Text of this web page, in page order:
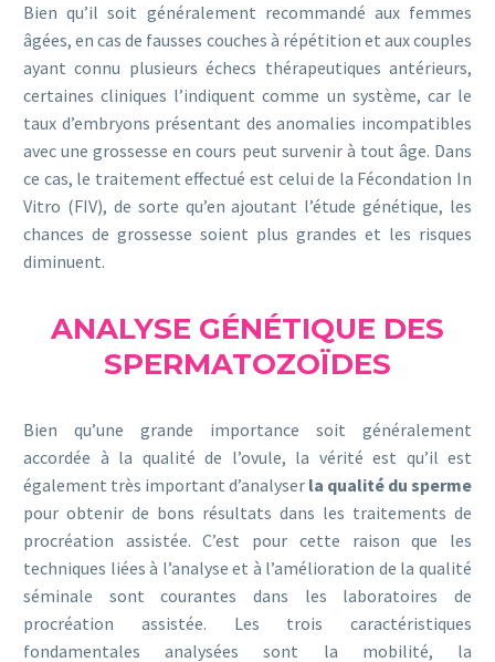
Bien qu’il soit généralement recommandé aux femmes
âgées, en cas de fausses couches à répétition et aux couples
ayant connu plusieurs échecs thérapeutiques antérieurs,
certaines cliniques l’indiquent comme un système, car le
taux d’embryons présentant des anomalies incompatibles
avec une grossesse en cours peut survenir à tout âge. Dans
ce cas, le traitement effectué est celui de la Fécondation In
Vitro (FIV), de sorte qu’en ajoutant l’étude génétique, les
chances de grossesse soient plus grandes et les risques
diminuent.
ANALYSE GÉNÉTIQUE DES
SPERMATOZOÏDES
Bien qu’une grande importance soit généralement
accordée à la qualité de l’ovule, la vérité est qu’il est
également très important d’analyser la qualité du sperme
pour obtenir de bons résultats dans les traitements de
procréation assistée. C’est pour cette raison que les
techniques liées à l’analyse et à l’amélioration de la qualité
séminale sont courantes dans les laboratoires de
procréation assistée. Les trois caractéristiques
fondamentales analysées sont la mobilité, la